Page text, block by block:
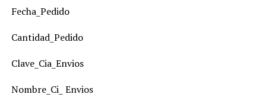
Fecha_Pedido
Cantidad_Pedido
Clave_Cia_Envios
Nombre_Ci_ Envios